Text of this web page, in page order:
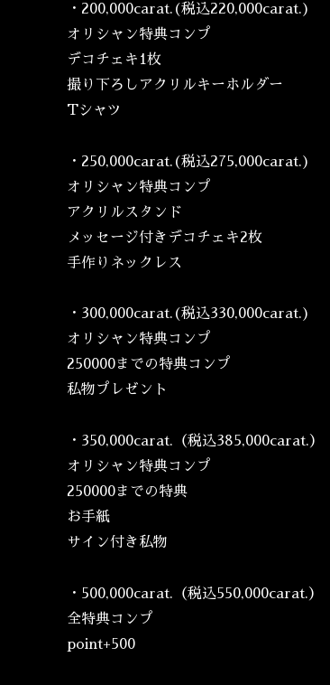
・200,000carat.(税込220,000carat.)
オリシャン特典コンプ
デコチェキ1枚
撮り下ろしアクリルキーホルダー
Tシャツ
・250,000carat.(税込275,000carat.)
オリシャン特典コンプ
アクリルスタンド
メッセージ付きデコチェキ2枚
手作りネックレス
・300,000carat.(税込330,000carat.)
オリシャン特典コンプ
250000までの特典コンプ
私物プレゼント
・350,000carat.（税込385,000carat.）
オリシャン特典コンプ
250000までの特典
お手紙
サイン付き私物
・500,000carat.（税込550,000carat.）
全特典コンプ
point+500